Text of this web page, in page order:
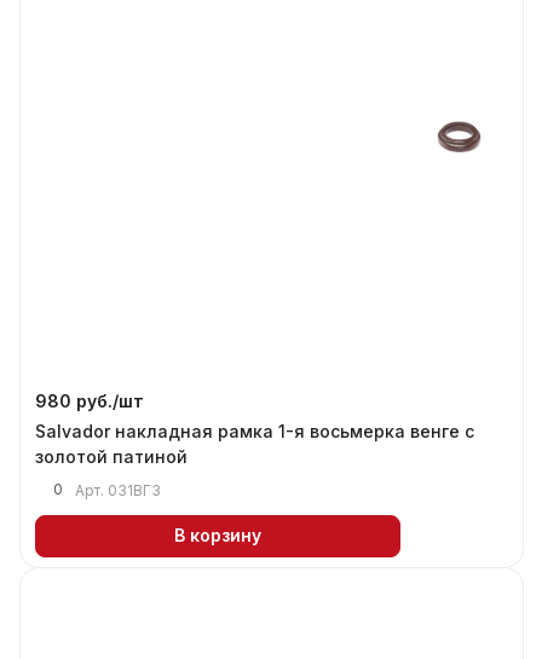
980 руб./шт
Salvador накладная рамка 1-я восьмерка венге с
золотой патиной
0 Арт. 031ВГЗ
В корзину